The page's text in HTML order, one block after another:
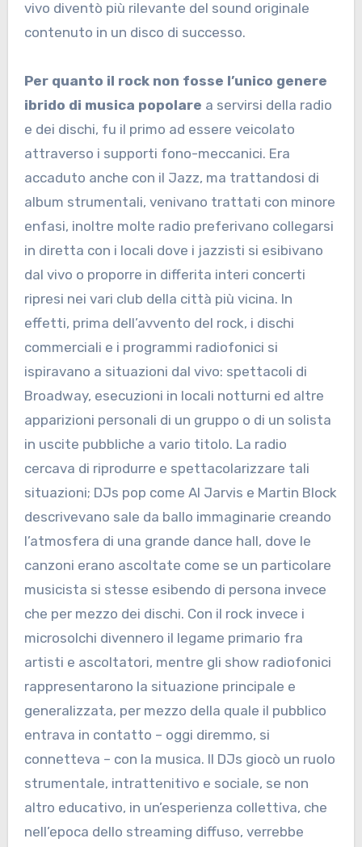
vivo diventò più rilevante del sound originale
contenuto in un disco di successo.
Per quanto il rock non fosse l’unico genere
ibrido di musica popolare a servirsi della radio
e dei dischi, fu il primo ad essere veicolato
attraverso i supporti fono-meccanici. Era
accaduto anche con il Jazz, ma trattandosi di
album strumentali, venivano trattati con minore
enfasi, inoltre molte radio preferivano collegarsi
in diretta con i locali dove i jazzisti si esibivano
dal vivo o proporre in differita interi concerti
ripresi nei vari club della città più vicina. In
effetti, prima dell’avvento del rock, i dischi
commerciali e i programmi radiofonici si
ispiravano a situazioni dal vivo: spettacoli di
Broadway, esecuzioni in locali notturni ed altre
apparizioni personali di un gruppo o di un solista
in uscite pubbliche a vario titolo. La radio
cercava di riprodurre e spettacolarizzare tali
situazioni; DJs pop come Al Jarvis e Martin Block
descrivevano sale da ballo immaginarie creando
l’atmosfera di una grande dance hall, dove le
canzoni erano ascoltate come se un particolare
musicista si stesse esibendo di persona invece
che per mezzo dei dischi. Con il rock invece i
microsolchi divennero il legame primario fra
artisti e ascoltatori, mentre gli show radiofonici
rappresentarono la situazione principale e
generalizzata, per mezzo della quale il pubblico
entrava in contatto – oggi diremmo, si
connetteva – con la musica. Il DJs giocò un ruolo
strumentale, intrattenitivo e sociale, se non
altro educativo, in un’esperienza collettiva, che
nell’epoca dello streaming diffuso, verrebbe